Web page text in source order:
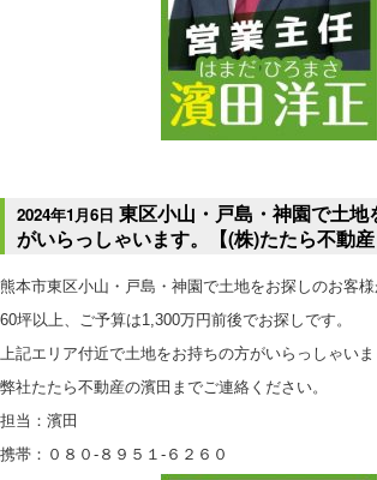
2024年1月6日 東区小山・戸島・神園で土地
がいらっしゃいます。【(株)たたら不動
熊本市東区小山・戸島・神園で土地をお探しのお客
60坪以上、ご予算は1,300万円前後でお探しです。
上記エリア付近で土地をお持ちの方がいらっしゃいま
弊社たたら不動産の濱田までご連絡ください。
担当：濱田
携帯：０８０-８９５１-６２６０